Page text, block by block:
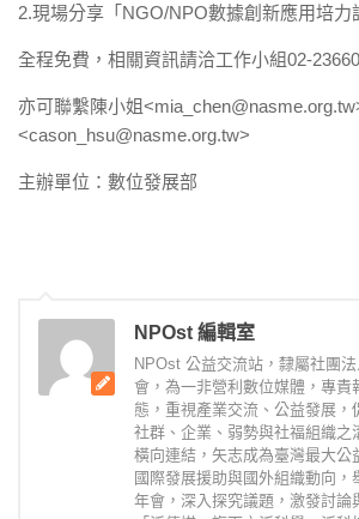
2.現場分享「NGO/NPO數據創新應用培力
全程免費，相關資訊請洽工作小組02-
亦可聯繫陳小姐
<cason_hsu@nasme.org.tw>
主辦單位：數位發展部
NPOst 編輯室
NPOst 公益交流站，隸屬社團
會，為一非營利數位媒體，專責
態，重視產業交流、公益發展，
社群、企業、弱勢與社福組織之
橫向連結，矢志成為臺灣最大公
國際發展援助與國外組織動向，
年會，深入探究議題，激發討論